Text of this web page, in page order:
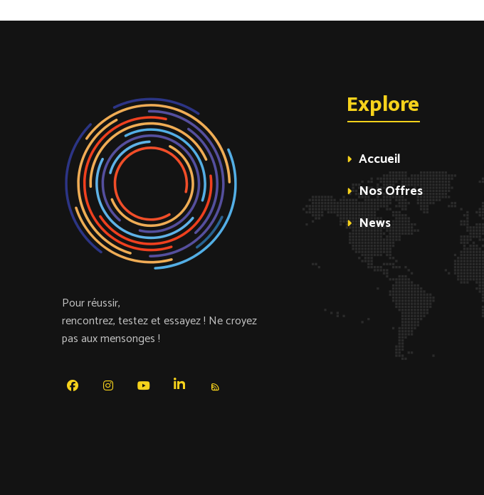
Pour réussir,
rencontrez, testez et essayez ! Ne croyez
pas aux mensonges !
Explore
Accueil
Nos Offres
News